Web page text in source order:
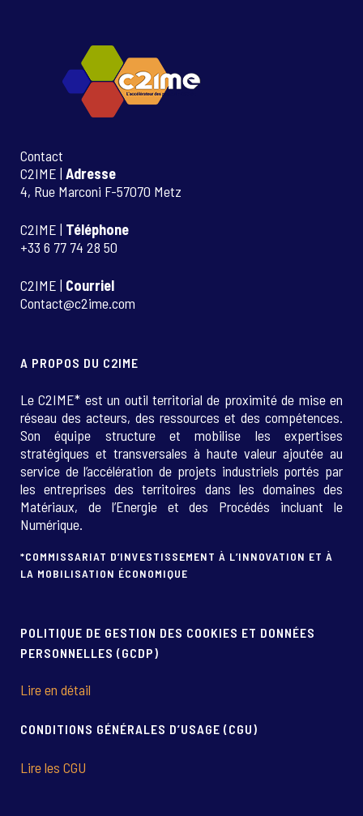
Contact
C2IME | Adresse
4, Rue Marconi F-57070 Metz
C2IME | Téléphone
+33 6 77 74 28 50
C2IME | Courriel
Contact@c2ime.com
A PROPOS DU C2IME
Le C2IME* est un outil territorial de proximité de mise en
réseau des acteurs, des ressources et des compétences.
Son équipe structure et mobilise les expertises
stratégiques et transversales à haute valeur ajoutée au
service de l’accélération de projets industriels portés par
les entreprises des territoires dans les domaines des
Matériaux, de l’Energie et des Procédés incluant le
Numérique.
*COMMISSARIAT D’INVESTISSEMENT À L’INNOVATION ET À
LA MOBILISATION ÉCONOMIQUE
POLITIQUE DE GESTION DES COOKIES ET DONNÉES
PERSONNELLES (GCDP)
Lire en détail
CONDITIONS GÉNÉRALES D’USAGE (CGU)
Lire les CGU